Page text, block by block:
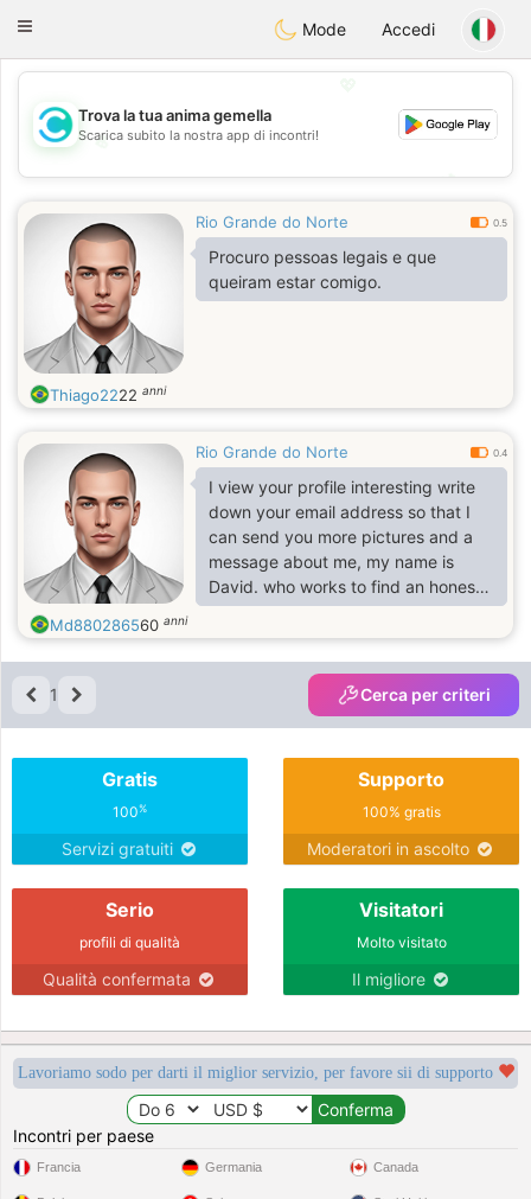
olombiaCitas
Toggle
Mode Accedi
💖
💕
Trova la tua anima gemella
Scarica subito la nostra app di incontri!
Rio Grande do Norte 0.5
Procuro pessoas legais e que
queiram estar comigo.
Thiago2222 anni
Rio Grande do Norte 0.4
I view your profile interesting write
down your email address so that I
can send you more pictures and a
message about me, my name is
David. who works to find an honest
woman in a serious relationship
Md880286560 anni
1 Cerca per criteri
Gratis
100%
Servizi gratuiti
Supporto
100% gratis
Moderatori in ascolto
Serio
profili di qualità
Qualità confermata
Visitatori
Molto visitato
Il migliore
Lavoriamo sodo per darti il miglior servizio, per favore sii di supporto
Incontri per paese
Francia Germania Canada